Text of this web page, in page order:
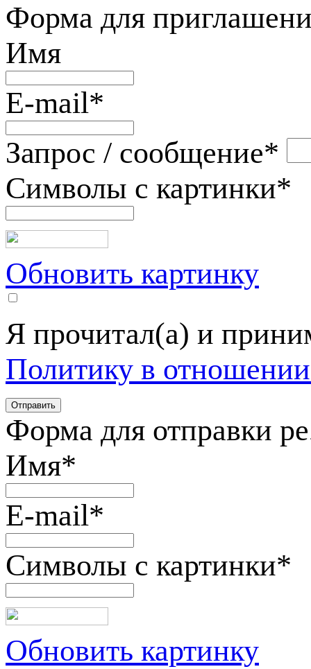
Форма для
Имя
E-mail*
Запрос / сообщение*
Символы с картинки*
Обновить картинку
Я прочитал(а) и
Политику в
Форма для отправки
Имя*
E-mail*
Символы с картинки*
Обновить картинку